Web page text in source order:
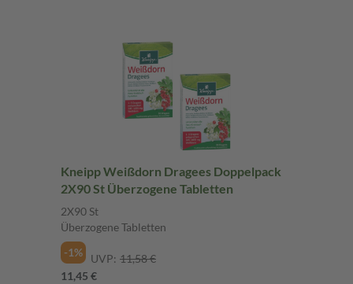
Kneipp Weißdorn Dragees Doppelpack
2X90 St Überzogene Tabletten
2X90 St
Überzogene Tabletten
-1%
UVP: 11,58 €
11,45 €